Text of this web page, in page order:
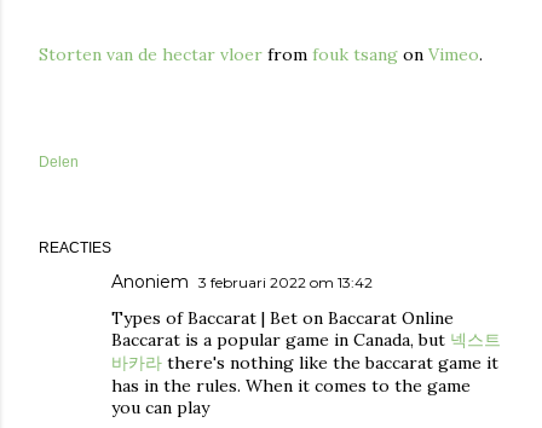
Storten van de hectar vloer from fouk tsang on Vimeo.
Delen
REACTIES
Anoniem 3 februari 2022 om 13:42
Types of Baccarat | Bet on Baccarat Online
Baccarat is a popular game in Canada, but 넥스트
바카라 there's nothing like the baccarat game it
has in the rules. When it comes to the game
you can play